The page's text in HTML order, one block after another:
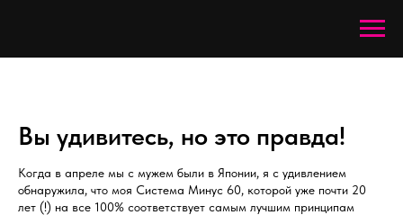
Вы удивитесь, но это правда!
Когда в апреле мы с мужем были в Японии, я с удивлением
обнаружила, что моя Система Минус 60, которой уже почти 20
лет (!) на все 100% соответствует самым лучшим принципам